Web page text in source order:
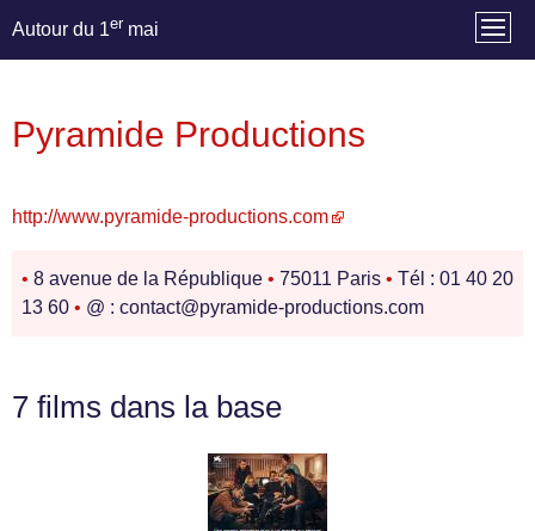
Autour du 1er mai
Pyramide Productions
http://www.pyramide-productions.com
• 8 avenue de la République • 75011 Paris • Tél : 01 40 20
13 60 • @ : contact@pyramide-productions.com
7 films dans la base